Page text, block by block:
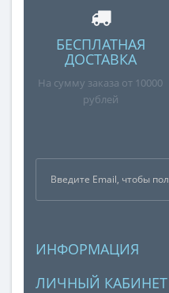
БЕСПЛАТНАЯ
ДОСТАВКА
На сумму заказа от 10000
рублей
ИНФОРМАЦИЯ
ЛИЧНЫЙ КАБИНЕТ